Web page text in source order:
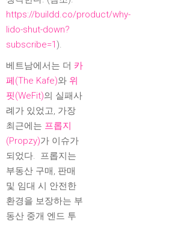
https://buildd.co/product/why-
lido-shut-down?
subscribe=1).
베트남에서는 더 카
페(The Kafe)와 위
핏(WeFit)의 실패사
례가 있었고, 가장
최근에는 프롭지
(Propzy)가 이슈가
되었다. 프롭지는
부동산 구매, 판매
및 임대 시 안전한
환경을 보장하는 부
동산 중개 엔드 투